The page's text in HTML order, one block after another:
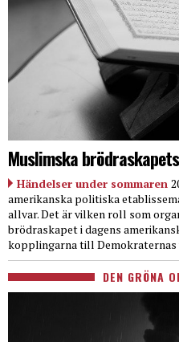
Muslimska
Händelser under sommaren
amerikanska politiska
allvar. Det är vilken roll som
brödraskapet i dagens
kopplingarna till
DEN GRÖNA